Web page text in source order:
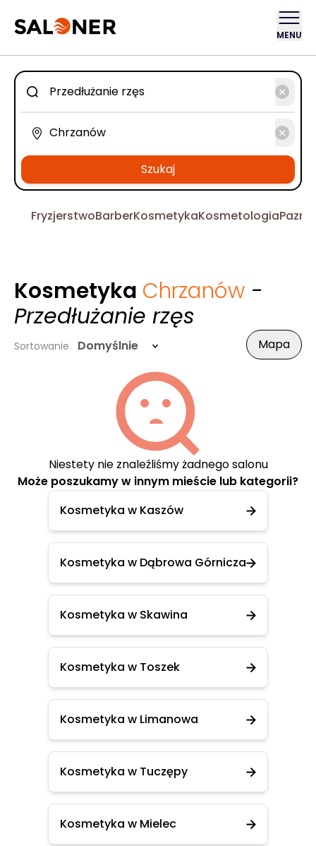
MENU
Szukaj
FryzjerstwoBarberKosmetykaKosmetologia
Kosmetyka Chrzanów -
Przedłużanie rzęs
Sortowanie Domyślnie Mapa
Niestety nie znaleźliśmy żadnego salonu
Może poszukamy w innym mieście lub kategorii?
Kosmetyka w Kaszów
Kosmetyka w Dąbrowa Górnicza
Kosmetyka w Skawina
Kosmetyka w Toszek
Kosmetyka w Limanowa
Kosmetyka w Tuczępy
Kosmetyka w Mielec